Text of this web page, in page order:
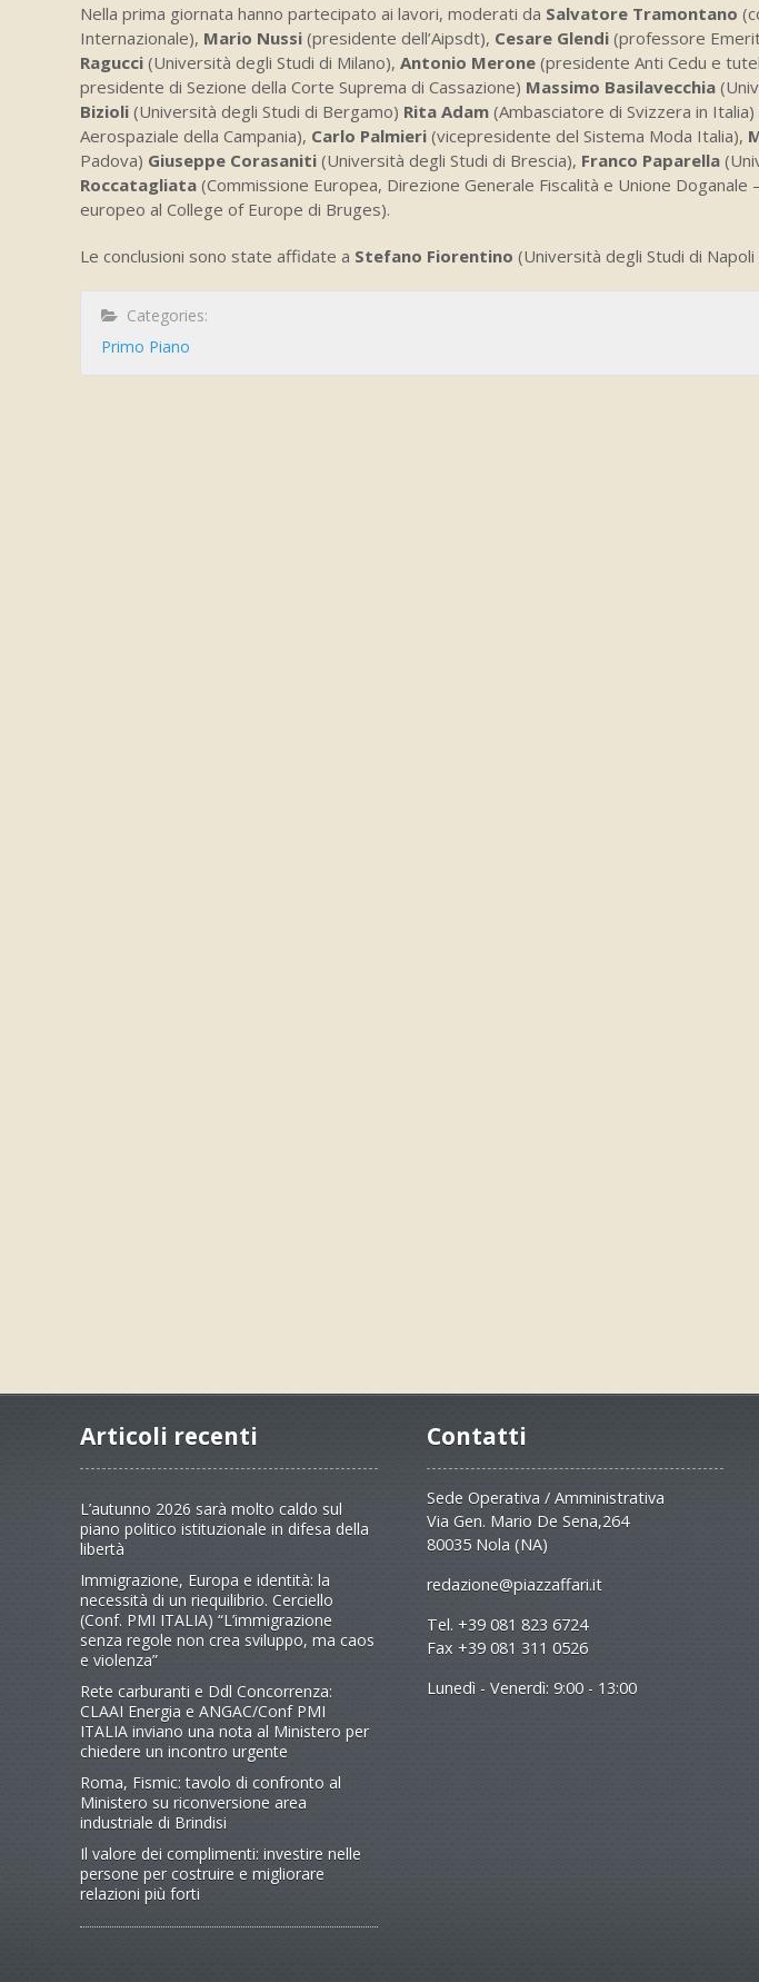
Nella prima giornata hanno partecipato ai lavori, moderati da Salvatore Tramontano
Internazionale), Mario Nussi (presidente dell’Aipsdt), Cesare Glendi (professore
Ragucci (Università degli Studi di Milano), Antonio Merone (presidente Anti Cedu e
presidente di Sezione della Corte Suprema di Cassazione) Massimo Basilavecchia
Bizioli (Università degli Studi di Bergamo) Rita Adam (Ambasciatore di Svizzera in Italia)
Aerospaziale della Campania), Carlo Palmieri (vicepresidente del Sistema Moda Italia),
Padova) Giuseppe Corasaniti (Università degli Studi di Brescia), Franco Paparella
Roccatagliata (Commissione Europea, Direzione Generale Fiscalità e Unione
europeo al College of Europe di Bruges).
Le conclusioni sono state affidate a Stefano Fiorentino (Università degli Studi di
Categories:
Primo Piano
Articoli recenti
L’autunno 2026 sarà molto caldo sul
piano politico istituzionale in difesa della
libertà
Immigrazione, Europa e identità: la
necessità di un riequilibrio. Cerciello
(Conf. PMI ITALIA) “L’immigrazione
senza regole non crea sviluppo, ma caos
e violenza”
Rete carburanti e Ddl Concorrenza:
CLAAI Energia e ANGAC/Conf PMI
ITALIA inviano una nota al Ministero per
chiedere un incontro urgente
Roma, Fismic: tavolo di confronto al
Ministero su riconversione area
industriale di Brindisi
Il valore dei complimenti: investire nelle
persone per costruire e migliorare
relazioni più forti
Contatti
Sede Operativa / Amministrativa
Via Gen. Mario De Sena,264
80035 Nola (NA)
redazione@piazzaffari.it
Tel. +39 081 823 6724
Fax +39 081 311 0526
Lunedì - Venerdì: 9:00 - 13:00